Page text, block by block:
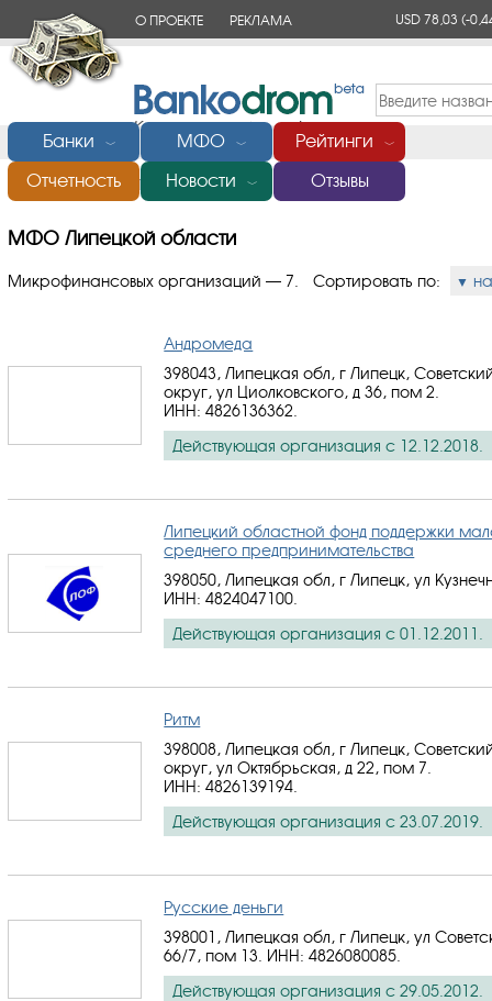
О ПРОЕКТЕ РЕКЛАМА USD 78,03(-
Банки ﹀ МФО ﹀ Рейтинги ﹀
Отчетность Новости ﹀ Отзывы
Главная/МФО Липецкой области
МФО Липецкой области
Микрофинансовых организаций — 7. Сортировать по:
Андромеда
398043, Липецкая обл, г Липецк,
округ, ул Циолковского, д 36, пом 2.
ИНН: 4826136362
Действующая организация с 12.12.2018.
Липецкий областной фонд поддержки
среднего предпринимательства
398050, Липецкая обл, г Липецк, ул
ИНН: 4824047100
Действующая организация с 01.12.2011.
Ритм
398008, Липецкая обл, г Липецк,
округ, ул Октябрьская, д 22, пом 7.
ИНН: 4826139194
Действующая организация с 23.07.2019.
Русские деньги
398001, Липецкая обл, г Липецк, ул
66/7, пом 13. ИНН: 4826080085
Действующая организация с 29.05.2012.